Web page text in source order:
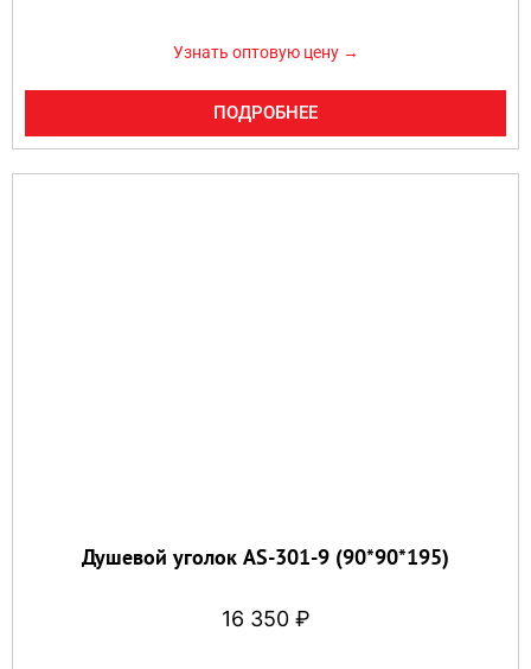
Узнать оптовую цену →
ПОДРОБНЕЕ
Душевой уголок AS-301-9 (90*90*195)
16 350 ₽